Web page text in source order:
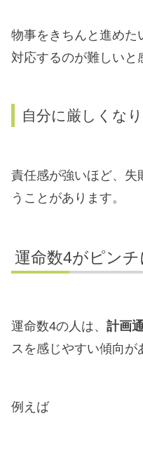
物事をきちんと進めた
対応するのが難しいと
自分に厳しくな
責任感が強いほど、失
うことがあります。
運命数4がピン
運命数4の人は、 計画
スを感じやすい傾向が
例えば